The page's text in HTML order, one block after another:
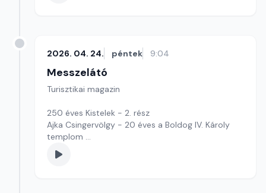
2026. 04. 24. péntek 9:04
Messzelátó
Turisztikai magazin
250 éves Kistelek - 2. rész
Ajka Csingervölgy - 20 éves a Boldog IV. Károly
templom
Szerkesztő: Szentirmai Ágnes